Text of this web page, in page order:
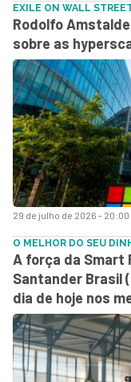
29 de julho de 2026 - 20:00
EXILE ON WALL
Rodolfo
sobre as
O MELHOR DO SEU
A força da Smart
Santander Brasil
dia de hoje nos